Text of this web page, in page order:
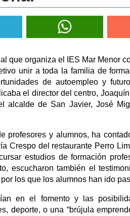
que organiza el IES Mar Menor
unir a toda la familia de
de autoempleo y
el director del centro,
alcalde de San Javier, José
profesores y alumnos, ha
Crespo del restaurante Perro
estudios de formación
escucharon también el
los que los alumnos han ido
en el fomento y las
deporte, o una “brújula